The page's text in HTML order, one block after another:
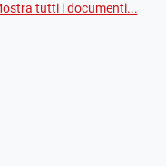
tutti i documenti...